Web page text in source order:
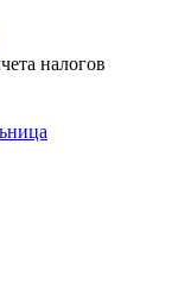
налогов